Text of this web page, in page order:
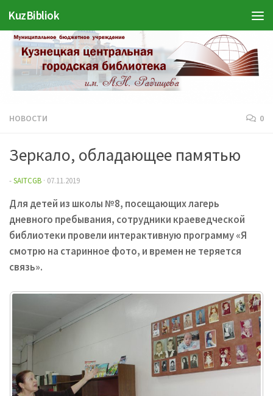
Перейти к содержимому
KuzBibliok
НОВОСТИ 0
Зеркало, обладающее памятью
-SAITCGB · 07.11.2019
Для детей из школы №8, посещающих лагерь
дневного пребывания, сотрудники краеведческой
библиотеки провели интерактивную программу «Я
смотрю на старинное фото, и времен не теряется
связь».